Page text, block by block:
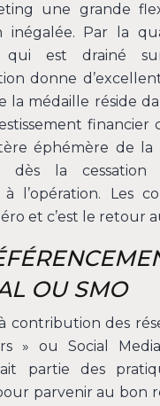
une grande
inégalée. Par la
qui est drainé
donne
la médaille réside
financier
éphémère de la
dès la cessation
à l’opération. Les
et c’est le retour
OU SMO
contribution des
» ou Social
partie des
parvenir au bon